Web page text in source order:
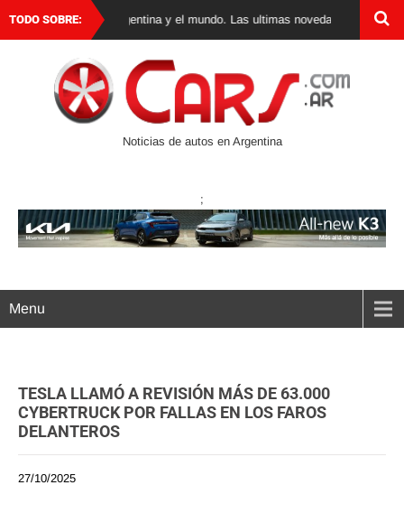
TODO SOBRE:
0 km en Argentina y el mundo. Las ultimas novedades,
Noticias de autos en Argentina
;
Menu
TESLA LLAMÓ A REVISIÓN MÁS DE 63.000
CYBERTRUCK POR FALLAS EN LOS FAROS
DELANTEROS
27/10/2025